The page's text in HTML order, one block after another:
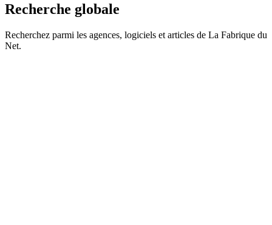
Recherche globale
Recherchez parmi les agences, logiciels et articles de La Fabrique du
Net.